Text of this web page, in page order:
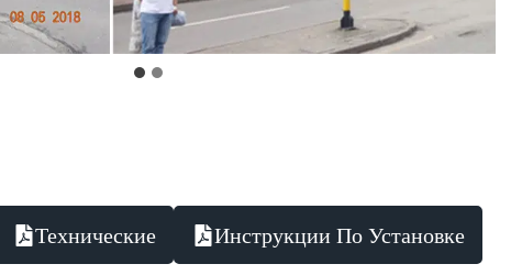
Технические Инструкции По Установке